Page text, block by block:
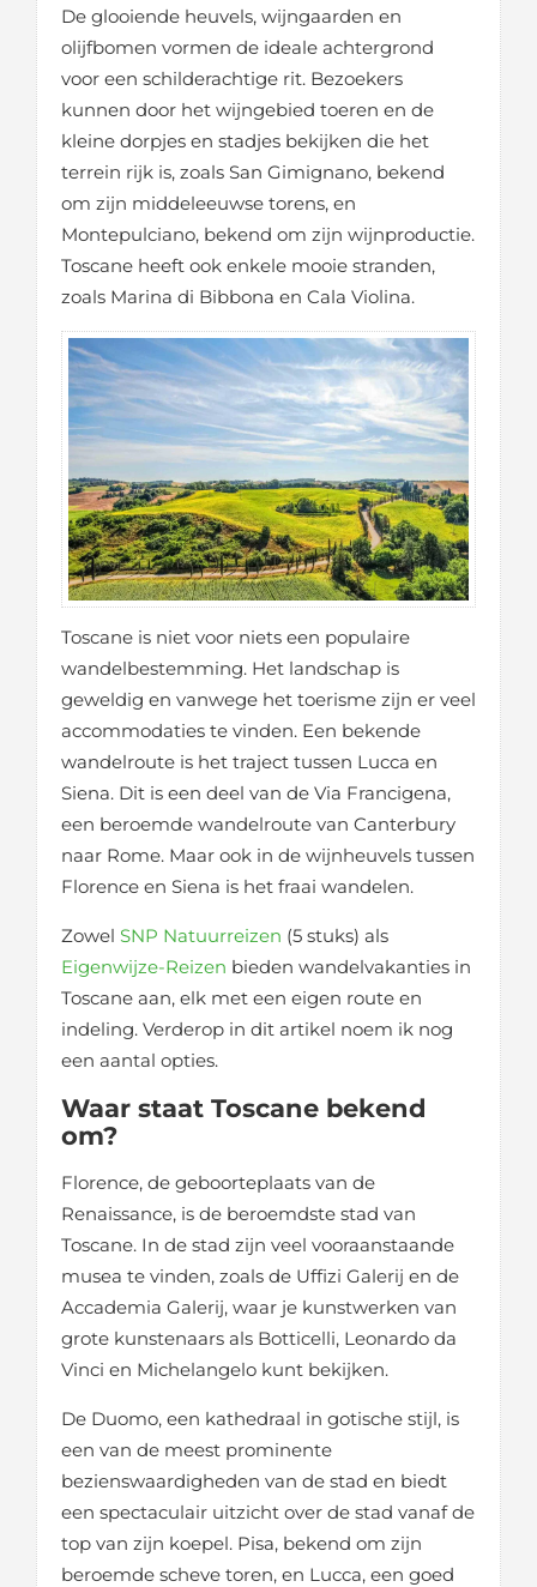
De glooiende heuvels, wijngaarden en
olijfbomen vormen de ideale achtergrond
voor een schilderachtige rit. Bezoekers
kunnen door het wijngebied toeren en de
kleine dorpjes en stadjes bekijken die het
terrein rijk is, zoals San Gimignano, bekend
om zijn middeleeuwse torens, en
Montepulciano, bekend om zijn wijnproductie.
Toscane heeft ook enkele mooie stranden,
zoals Marina di Bibbona en Cala Violina.
Toscane is niet voor niets een populaire
wandelbestemming. Het landschap is
geweldig en vanwege het toerisme zijn er veel
accommodaties te vinden. Een bekende
wandelroute is het traject tussen Lucca en
Siena. Dit is een deel van de Via Francigena,
een beroemde wandelroute van Canterbury
naar Rome. Maar ook in de wijnheuvels tussen
Florence en Siena is het fraai wandelen.
Zowel SNP Natuurreizen (5 stuks) als
Eigenwijze-Reizen bieden wandelvakanties in
Toscane aan, elk met een eigen route en
indeling. Verderop in dit artikel noem ik nog
een aantal opties.
Waar staat Toscane bekend
om?
Florence, de geboorteplaats van de
Renaissance, is de beroemdste stad van
Toscane. In de stad zijn veel vooraanstaande
musea te vinden, zoals de Uffizi Galerij en de
Accademia Galerij, waar je kunstwerken van
grote kunstenaars als Botticelli, Leonardo da
Vinci en Michelangelo kunt bekijken.
De Duomo, een kathedraal in gotische stijl, is
een van de meest prominente
bezienswaardigheden van de stad en biedt
een spectaculair uitzicht over de stad vanaf de
top van zijn koepel. Pisa, bekend om zijn
beroemde scheve toren, en Lucca, een goed